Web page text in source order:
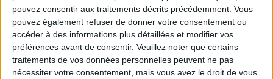
pouvez consentir aux traitements décrits précédemment. Vous
pouvez également refuser de donner votre consentement ou
accéder à des informations plus détaillées et modifier vos
préférences avant de consentir. Veuillez noter que certains
traitements de vos données personnelles peuvent ne pas
nécessiter votre consentement, mais vous avez le droit de vous
tiktok
12.06.20